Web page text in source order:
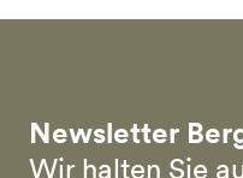
Newsletter
Wir halten Sie